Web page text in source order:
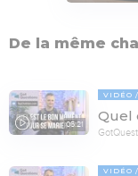
De la même
05:21
VIDÉO
Quel
VIDÉO